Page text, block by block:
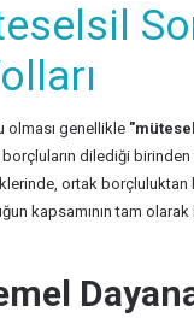
olması genellikle
dilediği birinden
ortak borçluluktan
kapsamının tam